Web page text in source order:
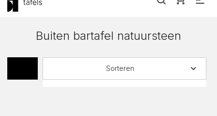
Buiten bartafel natuursteen
Sorteren